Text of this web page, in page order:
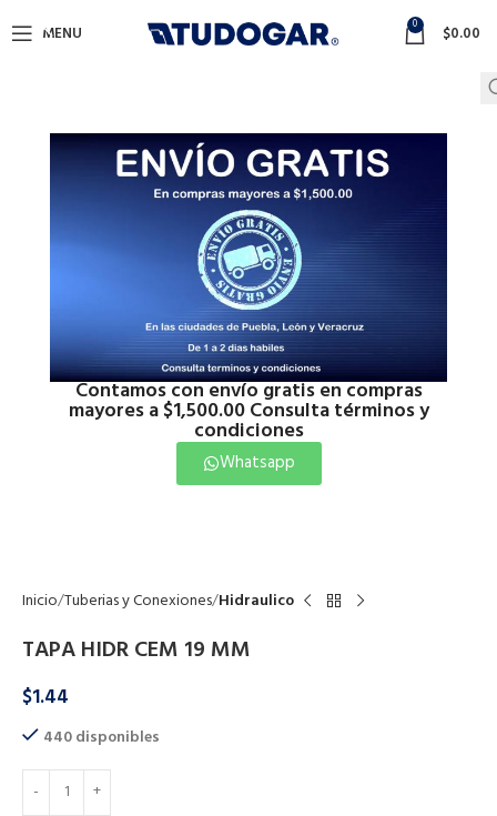
Contamos con envío gratis en compras
mayores a $1,500.00 Consulta términos y
condiciones
Whatsapp
MENU 0 $0.00
Inicio Tuberias y Conexiones Hidraulico
TAPA HIDR CEM 19 MM
$1.44
440 disponibles